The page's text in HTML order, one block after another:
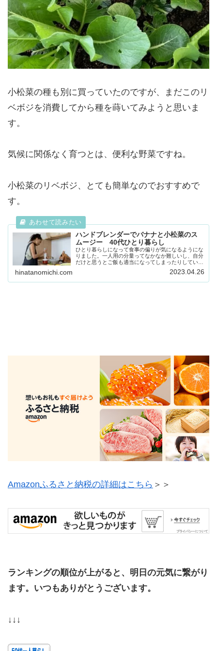
小松菜の種も別に買っていたのですが、まだこのリ
ベボジを消費してから種を蒔いてみようと思いま
す。
気候に関係なく育つとは、便利な野菜ですね。
小松菜のリベボジ、とても簡単なのでおすすめで
す。
ハンドブレンダーでバナナと小松菜のス
ムージー 40代ひとり暮らし
ひとり暮らしになって食事の偏りが気になるようにな
りました。一人用の分量ってなかなか難しいし、自分
だけと思うとご飯も適当になってしまったりしていま
す。メインのおかずも、2日続けて同じおかずになっ
てしまうこともあります。鉄分不足も気になるし、
果...
hinatanomichi.com 2023.04.26
Amazonふるさと納税の詳細はこちら ＞＞
ランキングの順位が上がると、明日の元気に繋がり
ます。いつもありがとうございます。
↓↓↓